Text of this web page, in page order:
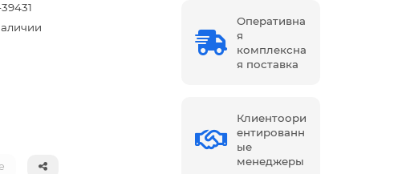
Оперативна
я
комплексна
я поставка
Клиентоори
ентированн
ые
менеджеры